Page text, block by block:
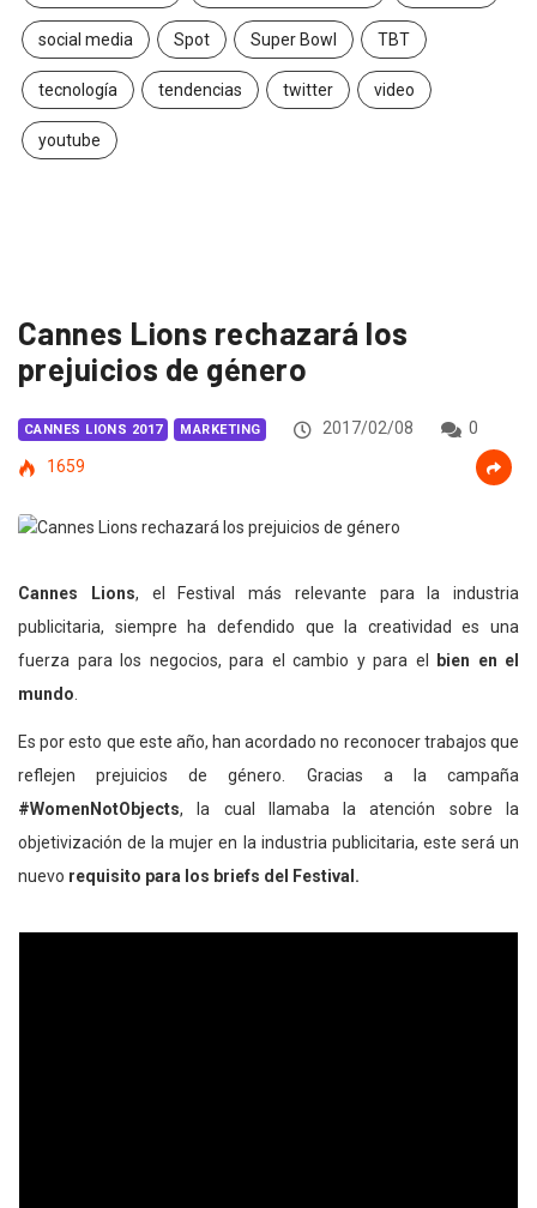
social media Spot Super Bowl TBT
tecnología tendencias twitter video
youtube
Cannes Lions rechazará los
prejuicios de género
CANNES LIONS 2017 MARKETING 2017/02/08
0
1659
Cannes Lions, el Festival más relevante para la industria
publicitaria, siempre ha defendido que la creatividad es una
fuerza para los negocios, para el cambio y para el
bien en el
mundo
Es por esto que este año, han acordado no reconocer trabajos que
reflejen prejuicios de género. Gracias a la campaña
#WomenNotObjects, la cual llamaba la atención sobre la
objetivización de la mujer en la industria publicitaria, este será un
nuevo requisito para los briefs del Festival.